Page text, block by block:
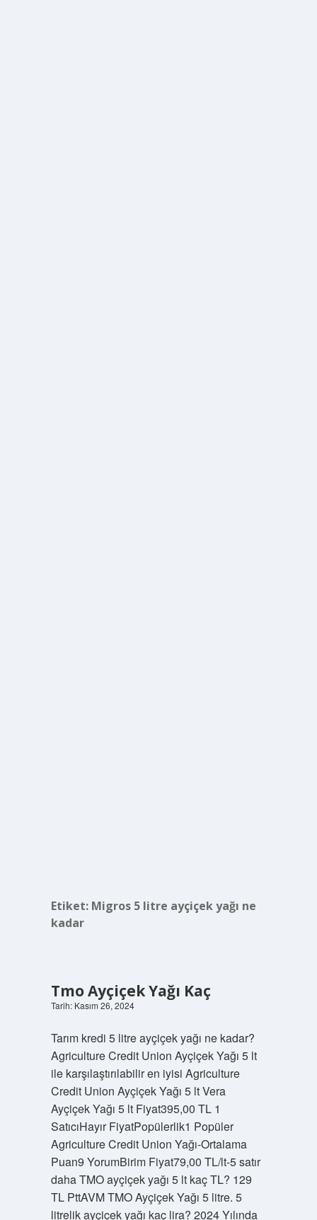
Etiket: Migros 5 litre ayçiçek yağı ne
kadar
Tmo Ayçiçek Yağı Kaç
Tarih: Kasım 26, 2024
Tarım kredi 5 litre ayçiçek yağı ne kadar?
Agriculture Credit Union Ayçiçek Yağı 5 lt
ile karşılaştırılabilir en iyisi Agriculture
Credit Union Ayçiçek Yağı 5 lt Vera
Ayçiçek Yağı 5 lt Fiyat395,00 TL 1
SatıcıHayır FiyatPopülerlik1 Popüler
Agriculture Credit Union Yağı-Ortalama
Puan9 YorumBirim Fiyat79,00 TL/lt-5 satır
daha TMO ayçiçek yağı 5 lt kaç TL? 129
TL PttAVM TMO Ayçiçek Yağı 5 litre. 5
litrelik ayçiçek yağı kaç lira? 2024 Yılında